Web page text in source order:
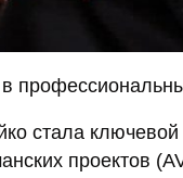
стала
проектов